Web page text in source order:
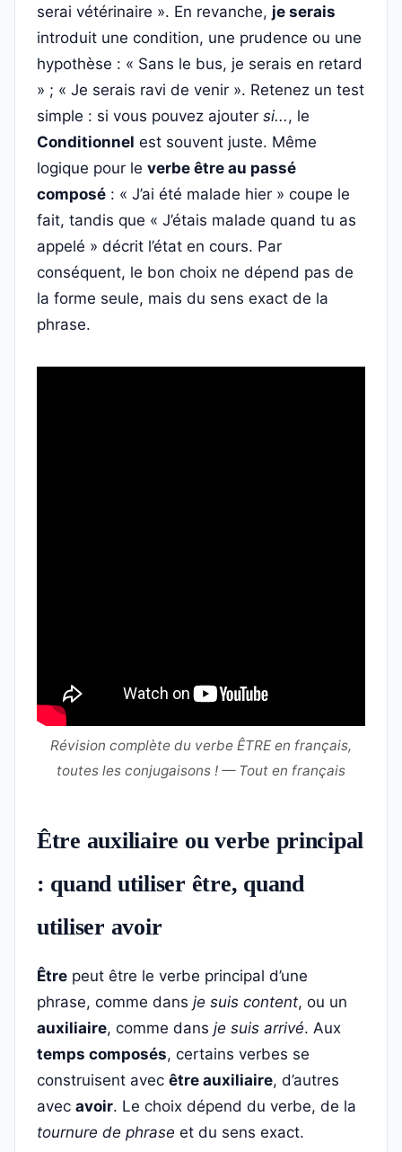
serai vétérinaire ». En revanche, je serais
introduit une condition, une prudence ou une
hypothèse : « Sans le bus, je serais en retard
» ; « Je serais ravi de venir ». Retenez un test
simple : si vous pouvez ajouter si..., le
Conditionnel est souvent juste. Même
logique pour le verbe être au passé
composé : « J’ai été malade hier » coupe le
fait, tandis que « J’étais malade quand tu as
appelé » décrit l’état en cours. Par
conséquent, le bon choix ne dépend pas de
la forme seule, mais du sens exact de la
phrase.
Révision complète du verbe ÊTRE en français,
toutes les conjugaisons ! — Tout en français
Être auxiliaire ou verbe principal
: quand utiliser être, quand
utiliser avoir
Être peut être le verbe principal d’une
phrase, comme dans je suis content, ou un
auxiliaire, comme dans je suis arrivé. Aux
temps composés, certains verbes se
construisent avec être auxiliaire, d’autres
avec avoir. Le choix dépend du verbe, de la
tournure de phrase et du sens exact.